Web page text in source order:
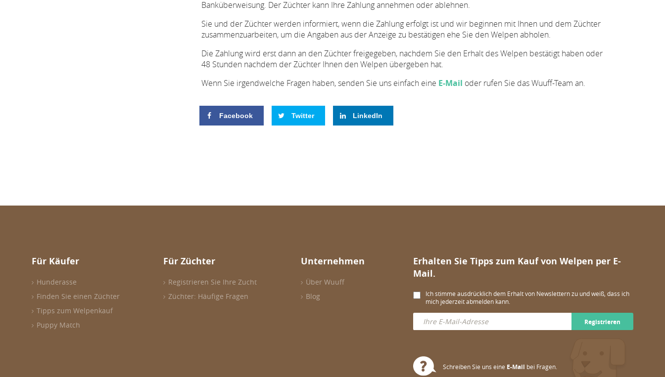
Banküberweisung. Der Züchter kann Ihre Zahlung annehmen oder ablehnen.
Sie und der Züchter werden informiert, wenn die Zahlung erfolgt ist und wir beginnen mit Ihnen und dem Züchter
zusammenzuarbeiten, um die Angaben aus der Anzeige zu bestätigen ehe Sie den Welpen abholen.
Die Zahlung wird erst dann an den Züchter freigegeben, nachdem Sie den Erhalt des Welpen bestätigt haben oder
48 Stunden nachdem der Züchter Ihnen den Welpen übergeben hat.
Wenn Sie irgendwelche Fragen haben, senden Sie uns einfach eine E-Mail oder rufen Sie das Wuuff-Team an.
Facebook Twitter LinkedIn
Für Käufer
Hunderasse
Finden Sie einen Züchter
Tipps zum Welpenkauf
Puppy Match
Für Züchter
Registrieren Sie Ihre Zucht
Züchter: Häufige Fragen
Unternehmen
Über Wuuff
Blog
Erhalten Sie Tipps zum Kauf von Welpen per E-
Mail.
Ich stimme ausdrücklich dem Erhalt von Newslettern zu und weiß, dass ich
mich jederzeit abmelden kann.
Registrieren
Schreiben Sie uns eine E-Mail bei Fragen.